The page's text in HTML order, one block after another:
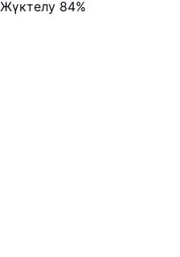
Жүктелу 84%